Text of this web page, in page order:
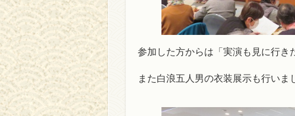
参加した方からは「実演も見に行き
また白浪五人男の衣装展示も行いま